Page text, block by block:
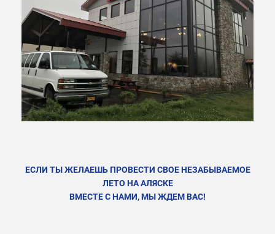
ЕСЛИ ТЫ ЖЕЛАЕШЬ ПРОВЕСТИ СВОЕ НЕЗАБЫВАЕМОЕ
ЛЕТО НА АЛЯСКЕ
ВМЕСТЕ С НАМИ, МЫ ЖДЕМ ВАС!